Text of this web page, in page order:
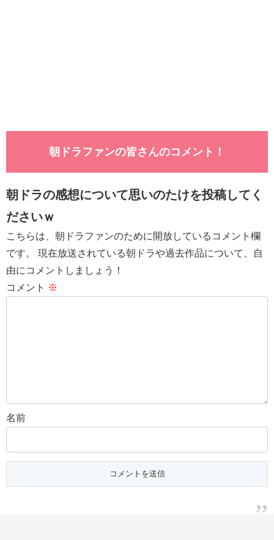
朝ドラファンの皆さんのコメント！
朝ドラの感想について思いのたけを投稿してく
ださいｗ
こちらは、朝ドラファンのために開放しているコメント欄
です。 現在放送されている朝ドラや過去作品について、自
由にコメントしましょう！
コメント ※
名前